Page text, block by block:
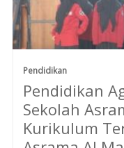
Pendidikan
Pendidikan
Sekolah
Kurikulum